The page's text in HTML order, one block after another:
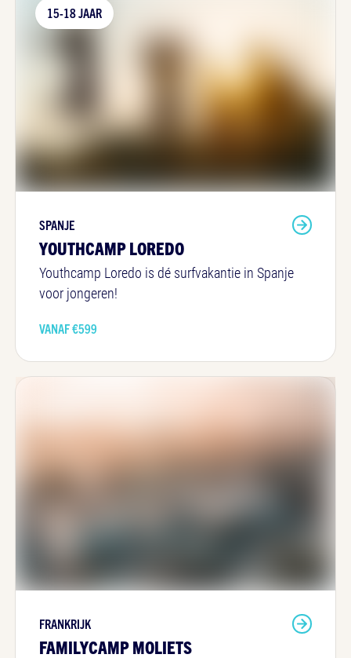
15-18 JAAR
SPANJE
YOUTHCAMP LOREDO
Youthcamp Loredo is dé surfvakantie in Spanje
voor jongeren!
VANAF €599
FRANKRIJK
FAMILYCAMP MOLIETS